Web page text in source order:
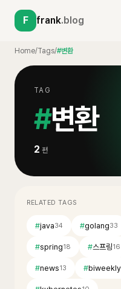
F frank.blog
Home/Tags/#변환
TAG
#변환
2 편
RELATED TAGS
#java34 #golang33
#spring18 #스프링16
#news13 #biweekly